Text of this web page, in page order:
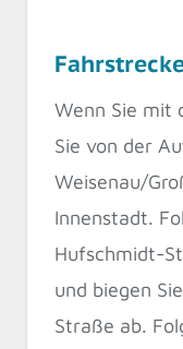
Wenn Sie mit
Sie von der
Weisenau/
Innenstadt.
Hufschmidt-
und biegen
Straße ab.